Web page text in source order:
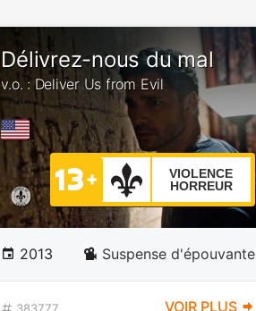
Délivrez-nous du mal
v.o. : Deliver Us from Evil
VIOLENCE
HORREUR
2013 Suspense d'épouvante
VOIR PLUS